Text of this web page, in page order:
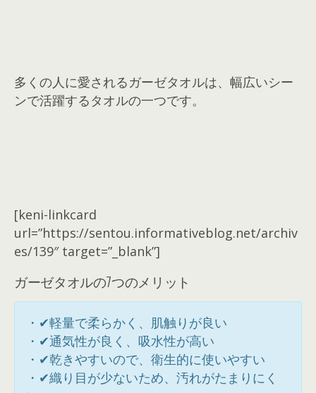
多くの人に愛されるガーゼタオルは、幅広いシー
ンで活躍するタオルの一つです。
[keni-linkcard
url=”https://sentou.informativeblog.net/archiv
es/139″ target=”_blank”]
ガーゼタオルの7つのメリット
・✔軽量で柔らかく、肌触りが良い
・✔通気性が良く、吸水性が高い
・✔乾きやすいので、衛生的に使いやすい
・✔織り目が少ないため、汚れがたまりにく